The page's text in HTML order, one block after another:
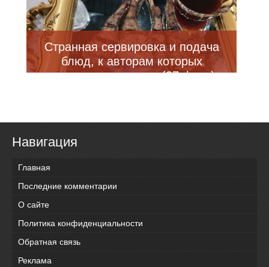
Странная сервировка и подача
блюд, к авторам которых
возникают вопросы (37 фото)
Навигация
Главная
Последние комментарии
О сайте
Политика конфиденциальности
Обратная связь
Реклама